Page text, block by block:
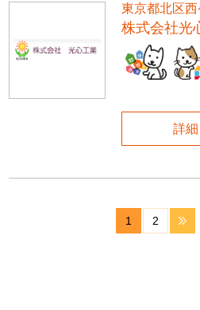
東京都北区
株式会社光
詳
1 2